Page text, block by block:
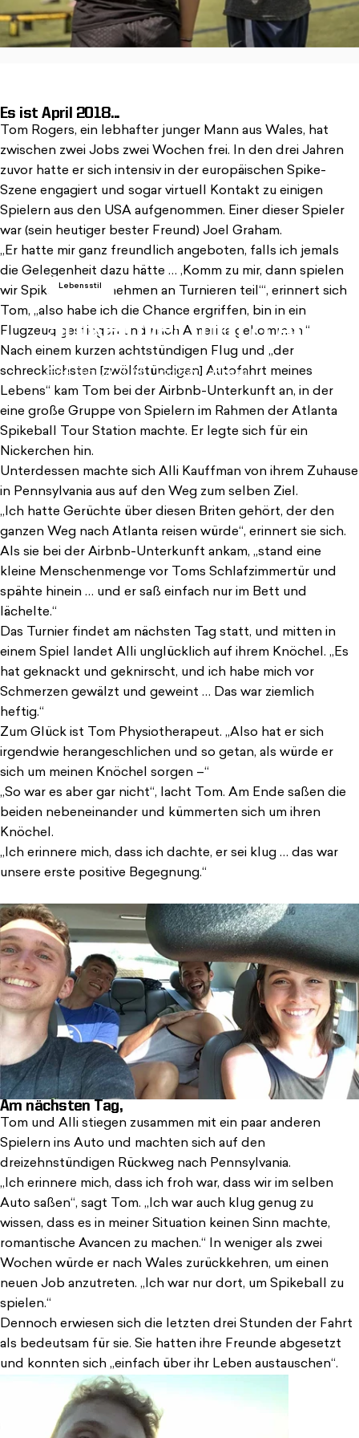
Lebensstil
Spikelove: Tom & Alli
14. Februar 2023 vonIzzy Parizeau
Es ist April 2018...
Tom Rogers, ein lebhafter junger Mann aus Wales, hat
zwischen zwei Jobs zwei Wochen frei. In den drei Jahren
zuvor hatte er sich intensiv in der europäischen Spike-
Szene engagiert und sogar virtuell Kontakt zu einigen
Spielern aus den USA aufgenommen. Einer dieser Spieler
war (sein heutiger bester Freund) Joel Graham.
„Er hatte mir ganz freundlich angeboten, falls ich jemals
die Gelegenheit dazu hätte … ‚Komm zu mir, dann spielen
wir Spikeball und nehmen an Turnieren teil‘“, erinnert sich
Tom, „also habe ich die Chance ergriffen, bin in ein
Flugzeug gestiegen und nach Amerika gekommen.“
Nach einem kurzen achtstündigen Flug und „der
schrecklichsten [zwölfstündigen] Autofahrt meines
Lebens“ kam Tom bei der Airbnb-Unterkunft an, in der
eine große Gruppe von Spielern im Rahmen der Atlanta
Spikeball Tour Station machte. Er legte sich für ein
Nickerchen hin.
Unterdessen machte sich Alli Kauffman von ihrem Zuhause
in Pennsylvania aus auf den Weg zum selben Ziel.
„Ich hatte Gerüchte über diesen Briten gehört, der den
ganzen Weg nach Atlanta reisen würde“, erinnert sie sich.
Als sie bei der Airbnb-Unterkunft ankam, „stand eine
kleine Menschenmenge vor Toms Schlafzimmertür und
spähte hinein … und er saß einfach nur im Bett und
lächelte.“
Das Turnier findet am nächsten Tag statt, und mitten in
einem Spiel landet Alli unglücklich auf ihrem Knöchel. „Es
hat geknackt und geknirscht, und ich habe mich vor
Schmerzen gewälzt und geweint … Das war ziemlich
heftig.“
Zum Glück ist Tom Physiotherapeut. „Also hat er sich
irgendwie herangeschlichen und so getan, als würde er
sich um meinen Knöchel sorgen –“
„So war es aber gar nicht“, lacht Tom. Am Ende saßen die
beiden nebeneinander und kümmerten sich um ihren
Knöchel.
„Ich erinnere mich, dass ich dachte, er sei klug … das war
unsere erste positive Begegnung.“
Am nächsten Tag,
Tom und Alli stiegen zusammen mit ein paar anderen
Spielern ins Auto und machten sich auf den
dreizehnstündigen Rückweg nach Pennsylvania.
„Ich erinnere mich, dass ich froh war, dass wir im selben
Auto saßen“, sagt Tom. „Ich war auch klug genug zu
wissen, dass es in meiner Situation keinen Sinn machte,
romantische Avancen zu machen.“ In weniger als zwei
Wochen würde er nach Wales zurückkehren, um einen
neuen Job anzutreten. „Ich war nur dort, um Spikeball zu
spielen.“
Dennoch erwiesen sich die letzten drei Stunden der Fahrt
als bedeutsam für sie. Sie hatten ihre Freunde abgesetzt
und konnten sich „einfach über ihr Leben austauschen“.